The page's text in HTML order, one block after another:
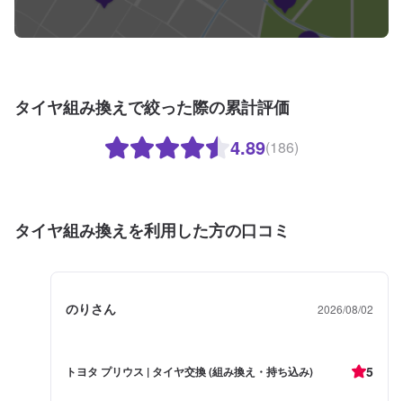
タイヤ組み換えで絞った際の累計評価
4.89(186)
タイヤ組み換えを利用した方の口コミ
のりさん 2026/08/02
トヨタ プリウス | タイヤ交換 (組み換え・持ち込み) 5